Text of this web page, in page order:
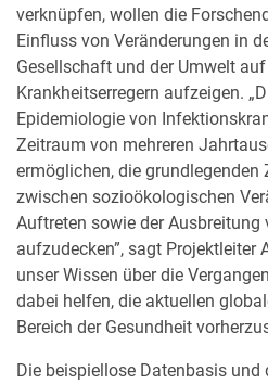
verknüpfen, wollen die
Einfluss von Veränderungen in
Gesellschaft und der Umwelt
Krankheitserregern aufzeigen.
Epidemiologie von
Zeitraum von mehreren
ermöglichen, die grundlegenden
zwischen sozioökologischen
Auftreten sowie der Ausbreitung
aufzudecken”, sagt Projektleiter
unser Wissen über die
dabei helfen, die aktuellen
Bereich der Gesundheit
Die beispiellose Datenbasis und